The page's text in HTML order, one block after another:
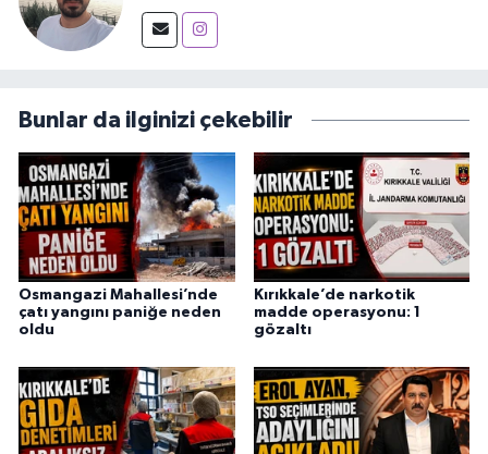
Bunlar da ilginizi çekebilir
Osmangazi Mahallesi’nde
çatı yangını paniğe neden
oldu
Kırıkkale’de narkotik
madde operasyonu: 1
gözaltı